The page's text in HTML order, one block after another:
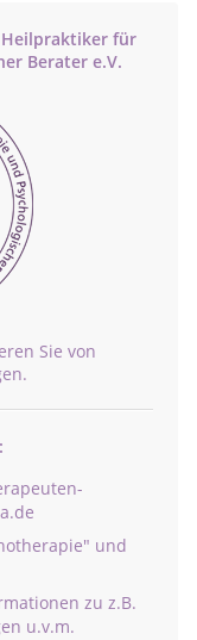
für
Berater e.V.
Sie von
und
zu z.B.
u.v.m.